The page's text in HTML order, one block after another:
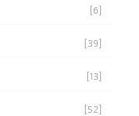
[6]
[39]
[13]
[52]